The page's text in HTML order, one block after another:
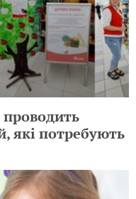
проводить
які потребують